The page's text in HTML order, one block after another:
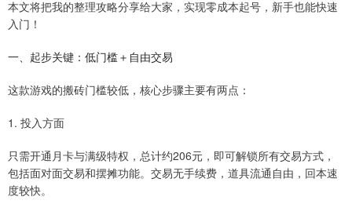
本文将把我的整理攻略分享给大家，实现零成本起号，新手也能快速
入门！
一、起步关键：低门槛＋自由交易
这款游戏的搬砖门槛较低，核心步骤主要有两点：
1. 投入方面
只需开通月卡与满级特权，总计约206元，即可解锁所有交易方式，
包括面对面交易和摆摊功能。交易无手续费，道具流通自由，回本速
度较快。